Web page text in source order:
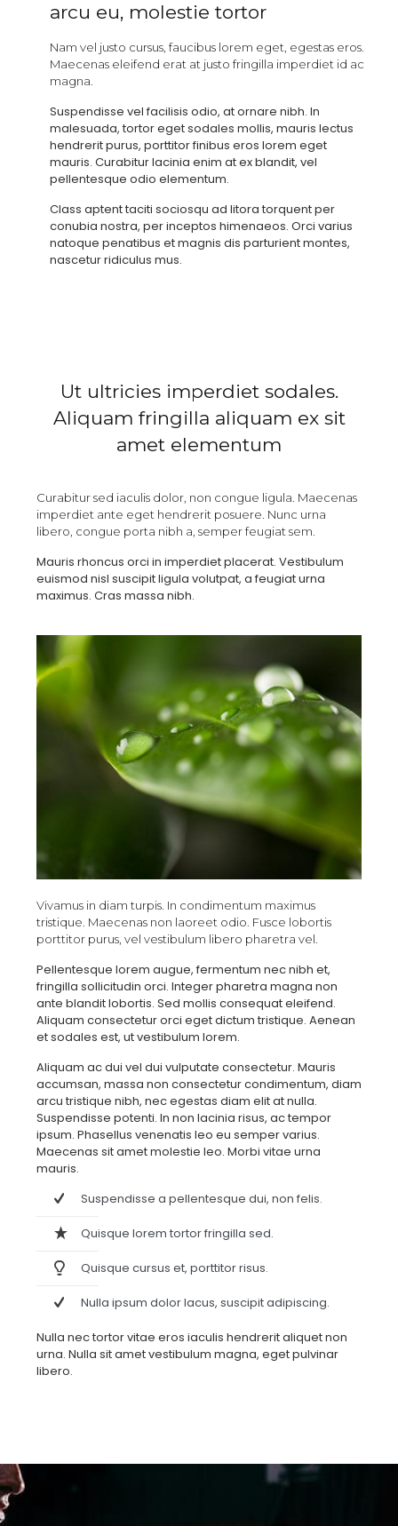
arcu eu, molestie tortor
Nam vel justo cursus, faucibus lorem eget, egestas eros.
Maecenas eleifend erat at justo fringilla imperdiet id ac
magna.
Suspendisse vel facilisis odio, at ornare nibh. In
malesuada, tortor eget sodales mollis, mauris lectus
hendrerit purus, porttitor finibus eros lorem eget
mauris. Curabitur lacinia enim at ex blandit, vel
pellentesque odio elementum.
Class aptent taciti sociosqu ad litora torquent per
conubia nostra, per inceptos himenaeos. Orci varius
natoque penatibus et magnis dis parturient montes,
nascetur ridiculus mus.
Ut ultricies imperdiet sodales.
Aliquam fringilla aliquam ex sit
amet elementum
Curabitur sed iaculis dolor, non congue ligula. Maecenas
imperdiet ante eget hendrerit posuere. Nunc urna
libero, congue porta nibh a, semper feugiat sem.
Mauris rhoncus orci in imperdiet placerat. Vestibulum
euismod nisl suscipit ligula volutpat, a feugiat urna
maximus. Cras massa nibh.
Vivamus in diam turpis. In condimentum maximus
tristique. Maecenas non laoreet odio. Fusce lobortis
porttitor purus, vel vestibulum libero pharetra vel.
Pellentesque lorem augue, fermentum nec nibh et,
fringilla sollicitudin orci. Integer pharetra magna non
ante blandit lobortis. Sed mollis consequat eleifend.
Aliquam consectetur orci eget dictum tristique. Aenean
et sodales est, ut vestibulum lorem.
Aliquam ac dui vel dui vulputate consectetur. Mauris
accumsan, massa non consectetur condimentum, diam
arcu tristique nibh, nec egestas diam elit at nulla.
Suspendisse potenti. In non lacinia risus, ac tempor
ipsum. Phasellus venenatis leo eu semper varius.
Maecenas sit amet molestie leo. Morbi vitae urna
mauris.
Suspendisse a pellentesque dui, non felis.
Quisque lorem tortor fringilla sed.
Quisque cursus et, porttitor risus.
Nulla ipsum dolor lacus, suscipit adipiscing.
Nulla nec tortor vitae eros iaculis hendrerit aliquet non
urna. Nulla sit amet vestibulum magna, eget pulvinar
libero.